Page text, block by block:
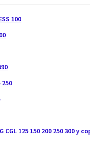
100
CGL 125 150 200 250 300 y